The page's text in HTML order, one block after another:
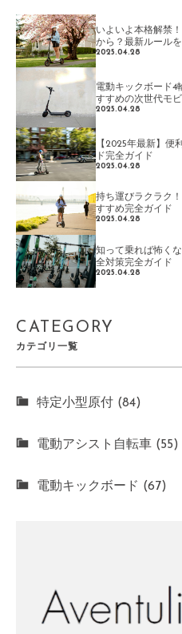
いよいよ本格解禁
から？最新ルール
2025.04.28
電動キックボード4
すすめの次世代モ
2025.04.28
【2025年最新】便
ド完全ガイド
2025.04.28
持ち運びラクラク
すすめ完全ガイド
2025.04.28
知って乗れば怖く
全対策完全ガイド
2025.04.28
CATEGORY
カテゴリ一覧
特定小型原付 (84)
電動アシスト自転車 (55)
電動キックボード (67)